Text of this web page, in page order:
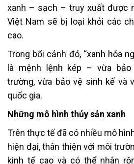
xanh – sạch – truy xuất được
Việt Nam sẽ bị loại khỏi các
cao.
Trong bối cảnh đó, “xanh hóa
là mệnh lệnh kép – vừa
trường, vừa bảo vệ sinh kế và
quốc gia.
Những mô hình thủy sản xanh
Trên thực tế đã có nhiều mô
hiện đại, thân thiện với môi
kinh tế cao và có thể nhân